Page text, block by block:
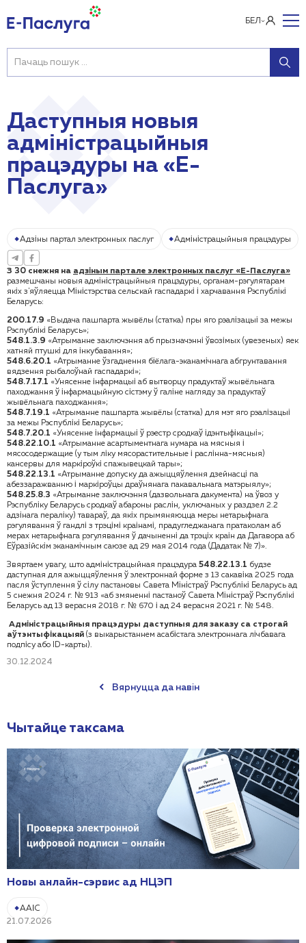
БЕЛ
Даступныя новыя
адміністрацыйныя
працэдуры на «Е-
Паслуга»
Адзіны партал электронных паслуг Адміністрацыйныя працэдуры
З 30 снежня на адзіным партале электронных паслуг «Е-Паслуга»
размешчаны новыя адміністрацыйныя працэдуры, органам-рэгулятарам
якіх з'яўляецца Міністэрства сельскай гаспадаркі і харчавання Рэспублікі
Беларусь:
200.17.9 «Выдача пашпарта жывёлы (статка) пры яго рэалізацыі за межы
Рэспублікі Беларусь»;
548.1.3.9 «Атрыманне заключэння аб прызначэнні ўвозімых (увезеных) яек
хатняй птушкі для інкубавання»;
548.6.20.1 «Атрыманне ўзгаднення біёлага-эканамічнага абгрунтавання
вядзення рыбалоўнай гаспадаркі»;
548.7.17.1 «Унясенне інфармацыі аб вытворцу прадуктаў жывёльнага
паходжання ў інфармацыйную сістэму ў галіне нагляду за прадуктаў
жывёльнага паходжання»;
548.7.19.1 «Атрыманне пашпарта жывёлы (статка) для мэт яго рэалізацыі
за межы Рэспублікі Беларусь»;
548.7.20.1 «Унясенне інфармацыі ў рэестр сродкаў ідэнтыфікацыі»;
548.22.10.1 «Атрыманне асартыментнага нумара на мясныя і
мясосодержащие (у тым ліку мясорастительные і раслінна-мясныя)
кансервы для маркіроўкі спажывецкай тары»;
548.22.13.1 «Атрыманне допуску да ажыццяўлення дзейнасці па
абеззаражванню і маркіроўцы драўнянага пакавальнага матэрыялу»;
548.25.8.3 «Атрыманне заключэння (дазвольнага дакумента) на ўвоз у
Рэспубліку Беларусь сродкаў абароны раслін, уключаных у раздзел 2.2
адзінага пераліку) тавараў, да якіх прымяняюцца меры нетарыфнага
рэгулявання ў гандлі з трэцімі краінамі, прадугледжанага пратаколам аб
мерах нетарыфнага рэгулявання ў дачыненні да трэціх краін да Дагавора аб
Еўразійскім эканамічным саюзе ад 29 мая 2014 года (Дадатак № 7)».
Звяртаем увагу, што адміністрацыйная працэдура 548.22.13.1 будзе
даступная для ажыццяўлення ў электроннай форме з 13 сакавіка 2025 года
пасля ўступлення ў сілу пастановы Савета Міністраў Рэспублікі Беларусь ад
5 снежня 2024 г. № 913 «аб змяненні пастаноў Савета Міністраў Рэспублікі
Беларусь ад 13 верасня 2018 г. № 670 і ад 24 верасня 2021 г. № 548.
Адміністрацыйныя працэдуры даступныя для заказу са строгай
аўтэнтыфікацыяй (з выкарыстаннем асабістага электроннага лічбавага
подпісу або ID-карты).
30.12.2024
Вярнуцца да навін
Чытайце таксама
Новы анлайн-сэрвис ад НЦЭП
21.07.2026
ААІС